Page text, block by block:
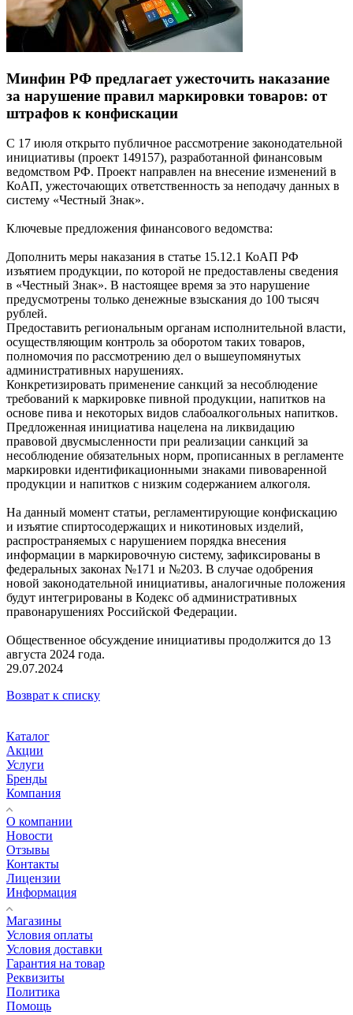
Минфин РФ предлагает ужесточить наказание
за нарушение правил маркировки товаров: от
штрафов к конфискации
С 17 июля открыто публичное рассмотрение законодательной
инициативы (проект 149157), разработанной финансовым
ведомством РФ. Проект направлен на внесение изменений в
КоАП, ужесточающих ответственность за неподачу данных в
систему «Честный Знак».
Ключевые предложения финансового ведомства:
Дополнить меры наказания в статье 15.12.1 КоАП РФ
изъятием продукции, по которой не предоставлены сведения
в «Честный Знак». В настоящее время за это нарушение
предусмотрены только денежные взыскания до 100 тысяч
рублей.
Предоставить региональным органам исполнительной власти,
осуществляющим контроль за оборотом таких товаров,
полномочия по рассмотрению дел о вышеупомянутых
административных нарушениях.
Конкретизировать применение санкций за несоблюдение
требований к маркировке пивной продукции, напитков на
основе пива и некоторых видов слабоалкогольных напитков.
Предложенная инициатива нацелена на ликвидацию
правовой двусмысленности при реализации санкций за
несоблюдение обязательных норм, прописанных в регламенте
маркировки идентификационными знаками пивоваренной
продукции и напитков с низким содержанием алкоголя.
На данный момент статьи, регламентирующие конфискацию
и изъятие спиртосодержащих и никотиновых изделий,
распространяемых с нарушением порядка внесения
информации в маркировочную систему, зафиксированы в
федеральных законах №171 и №203. В случае одобрения
новой законодательной инициативы, аналогичные положения
будут интегрированы в Кодекс об административных
правонарушениях Российской Федерации.
Общественное обсуждение инициативы продолжится до 13
августа 2024 года.
29.07.2024
Возврат к списку
Каталог
Акции
Услуги
Бренды
Компания
О компании
Новости
Отзывы
Контакты
Лицензии
Информация
Магазины
Условия оплаты
Условия доставки
Гарантия на товар
Реквизиты
Политика
Помощь